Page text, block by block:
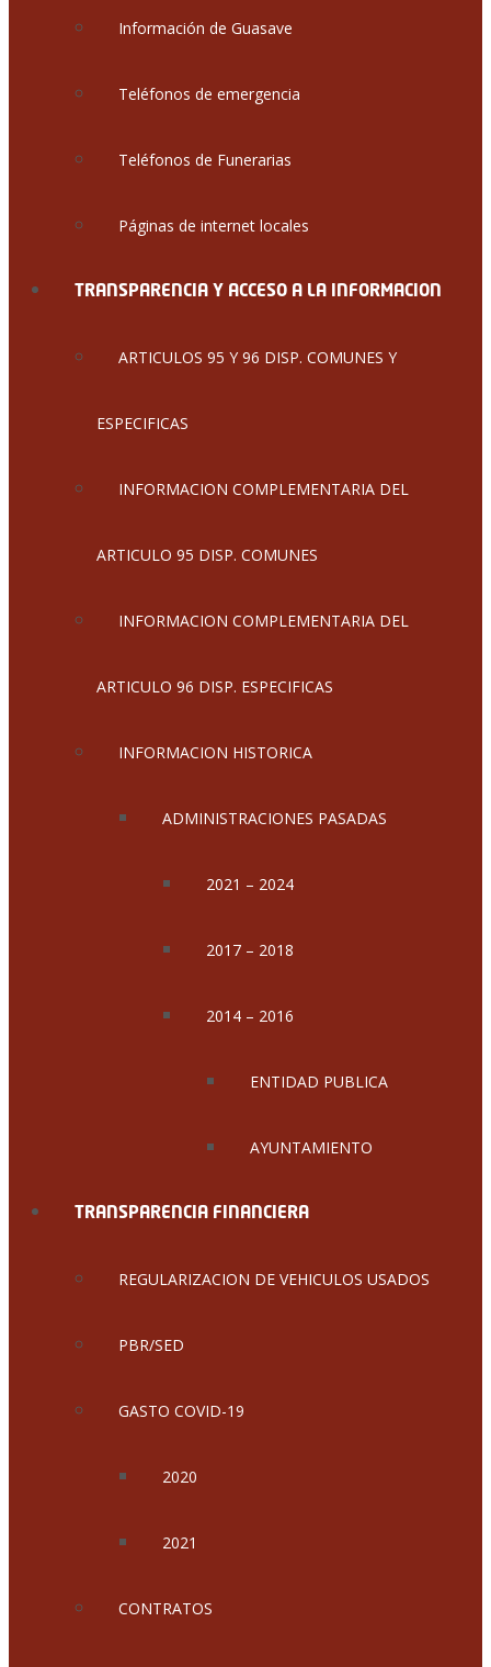
Información de Guasave
Teléfonos de emergencia
Teléfonos de Funerarias
Páginas de internet locales
TRANSPARENCIA Y ACCESO A LA INFORMACION
ARTICULOS 95 Y 96 DISP. COMUNES Y
ESPECIFICAS
INFORMACION COMPLEMENTARIA DEL
ARTICULO 95 DISP. COMUNES
INFORMACION COMPLEMENTARIA DEL
ARTICULO 96 DISP. ESPECIFICAS
INFORMACION HISTORICA
ADMINISTRACIONES PASADAS
2021 – 2024
2017 – 2018
2014 – 2016
ENTIDAD PUBLICA
AYUNTAMIENTO
TRANSPARENCIA FINANCIERA
REGULARIZACION DE VEHICULOS USADOS
PBR/SED
GASTO COVID-19
2020
2021
CONTRATOS